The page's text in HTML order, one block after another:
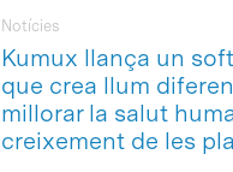
Kumux llança un
que crea llum
millorar la salut
creixement de les
Notícies